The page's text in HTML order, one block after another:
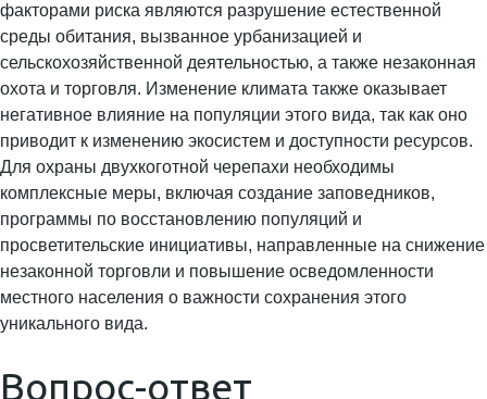
факторами риска являются разрушение естественной
среды обитания, вызванное урбанизацией и
сельскохозяйственной деятельностью, а также незаконная
охота и торговля. Изменение климата также оказывает
негативное влияние на популяции этого вида, так как оно
приводит к изменению экосистем и доступности ресурсов.
Для охраны двухкоготной черепахи необходимы
комплексные меры, включая создание заповедников,
программы по восстановлению популяций и
просветительские инициативы, направленные на снижение
незаконной торговли и повышение осведомленности
местного населения о важности сохранения этого
уникального вида.
Вопрос-ответ